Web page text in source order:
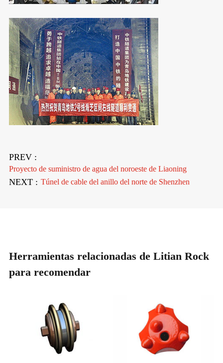
PREV :
Proyecto de suministro de agua del noroeste de Liaoning
NEXT : Túnel de cable del anillo del norte de Shenzhen
Herramientas relacionadas de Litian Rock
para recomendar